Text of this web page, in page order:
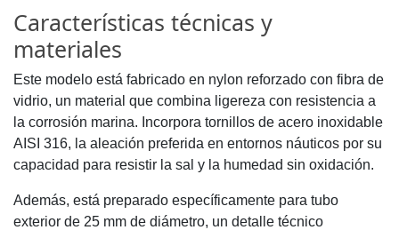
Características técnicas y
materiales
Este modelo está fabricado en nylon reforzado con fibra de
vidrio, un material que combina ligereza con resistencia a
la corrosión marina. Incorpora tornillos de acero inoxidable
AISI 316, la aleación preferida en entornos náuticos por su
capacidad para resistir la sal y la humedad sin oxidación.
Además, está preparado específicamente para tubo
exterior de 25 mm de diámetro, un detalle técnico